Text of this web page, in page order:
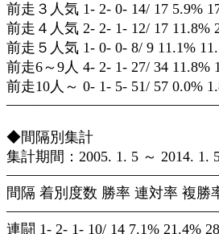
前走３人気 1- 2- 0- 14/ 17 5.9%
前走４人気 2- 2- 1- 12/ 17 11.8%
前走５人気 1- 0- 0- 8/ 9 11.1%
前走6～9人 4- 2- 1- 27/ 34 11.8%
前走10人～ 0- 1- 5- 51/ 57 0.0%
◆間隔別集計
集計期間：2005. 1. 5 ～ 2014. 1.
間隔 着別度数 勝率 連対率 複勝
連闘 1- 2- 1- 10/ 14 7.1% 21.4%